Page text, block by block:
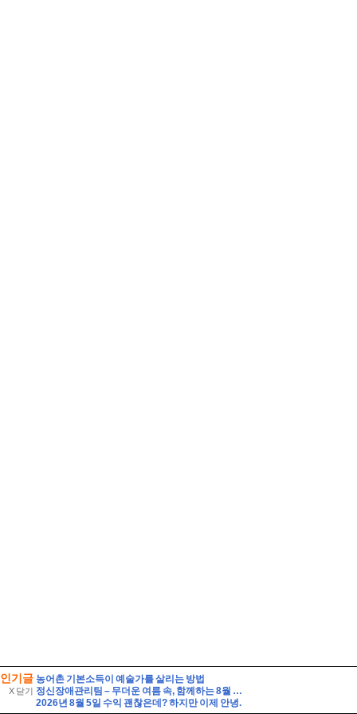
인기글
X 닫기
농어촌 기본소득이 예술가를 살리는 방법
정신장애관리팀 – 무더운 여름 속, 함께하는 8월 이야기
2026년 8월 5일 수익 괜찮은데? 하지만 이제 안녕.